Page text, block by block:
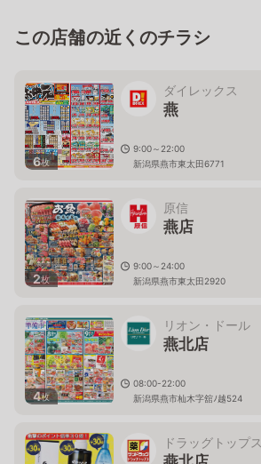
この店舗の近くのチラシ
6枚
ダイレックス
燕
9:00～22:00
新潟県燕市東太田6771
2枚
原信
燕店
9:00～24:00
新潟県燕市東太田2920
4枚
リオン・ドール
燕北店
08:00-22:00
新潟県燕市杣木字舘ﾉ越524
ドラッグトップス